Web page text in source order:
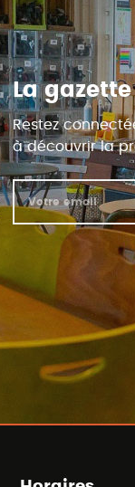
La gazette
Restez
à découvrir la